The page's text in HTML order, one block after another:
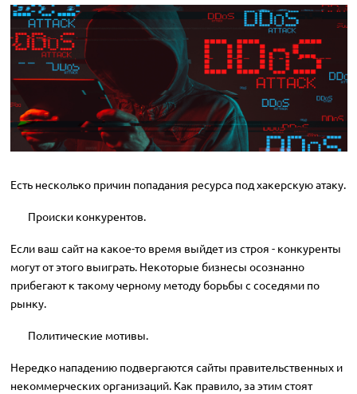
Есть несколько причин попадания ресурса под хакерскую атаку.
Происки конкурентов.
Если ваш сайт на какое-то время выйдет из строя - конкуренты
могут от этого выиграть. Некоторые бизнесы осознанно
прибегают к такому черному методу борьбы с соседями по
рынку.
Политические мотивы.
Нередко нападению подвергаются сайты правительственных и
некоммерческих организаций. Как правило, за этим стоят